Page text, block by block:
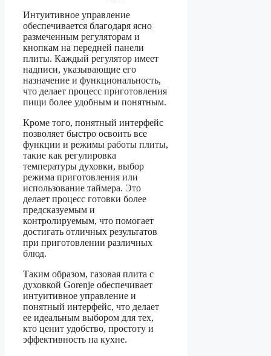
Интуитивное управление
обеспечивается благодаря ясно
размеченным регуляторам и
кнопкам на передней панели
плиты. Каждый регулятор имеет
надписи, указывающие его
назначение и функциональность,
что делает процесс приготовления
пищи более удобным и понятным.
Кроме того, понятный интерфейс
позволяет быстро освоить все
функции и режимы работы плиты,
такие как регулировка
температуры духовки, выбор
режима приготовления или
использование таймера. Это
делает процесс готовки более
предсказуемым и
контролируемым, что помогает
достигать отличных результатов
при приготовлении различных
блюд.
Таким образом, газовая плита с
духовкой Gorenje обеспечивает
интуитивное управление и
понятный интерфейс, что делает
ее идеальным выбором для тех,
кто ценит удобство, простоту и
эффективность на кухне.